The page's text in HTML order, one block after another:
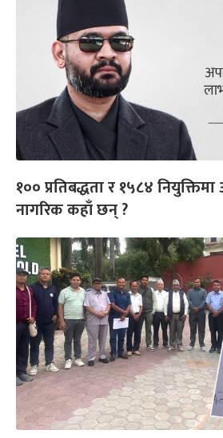
१०० प्रतिबद्धता र १५८४
नागरिक कहाँ छन् ?